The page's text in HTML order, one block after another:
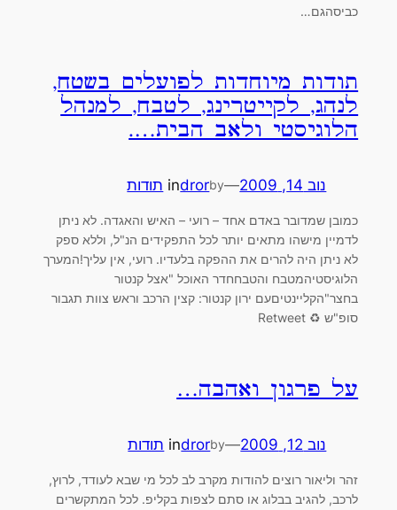
כביסהגם…
תודות מיוחדות לפועלים בשטח,
לנהג, לקייטרינג, לטבח, למנהל
הלוגיסטי ולאב הבית….
נוב 14, 2009 —
by
dror
in תודות
כמובן שמדובר באדם אחד – רועי – האיש והאגדה. לא ניתן
לדמיין מישהו מתאים יותר לכל התפקידים הנ"ל, וללא ספק
לא ניתן היה להרים את ההפקה בלעדיו. רועי, אין עליך!המערך
הלוגיסטיהמטבח והטבחחדר האוכל "אצל קנטור
בחצר"הקליינטיםעם ירון קנטור: קצין הרכב וראש צוות תגבור
סופ"ש ♻ Retweet
על פרגון ואהבה…
נוב 12, 2009 —
by
dror
in תודות
זהר וליאור רוצים להודות מקרב לב לכל מי שבא לעודד, לרוץ,
לרכב, להגיב בבלוג או סתם לצפות בקליפ. לכל המתקשרים